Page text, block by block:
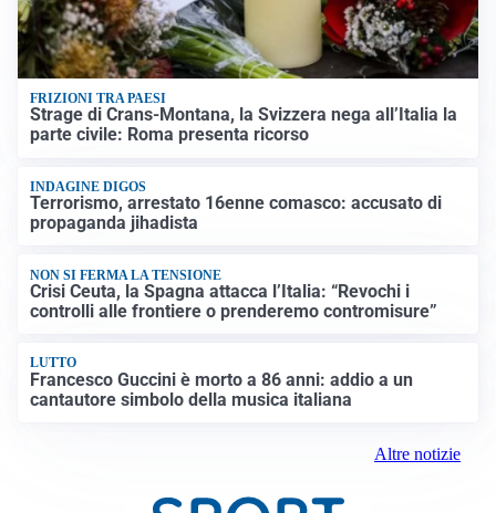
FRIZIONI TRA PAESI
Strage di Crans-Montana, la Svizzera nega all’Italia la
parte civile: Roma presenta ricorso
INDAGINE DIGOS
Terrorismo, arrestato 16enne comasco: accusato di
propaganda jihadista
NON SI FERMA LA TENSIONE
Crisi Ceuta, la Spagna attacca l’Italia: “Revochi i
controlli alle frontiere o prenderemo contromisure”
LUTTO
Francesco Guccini è morto a 86 anni: addio a un
cantautore simbolo della musica italiana
Altre notizie